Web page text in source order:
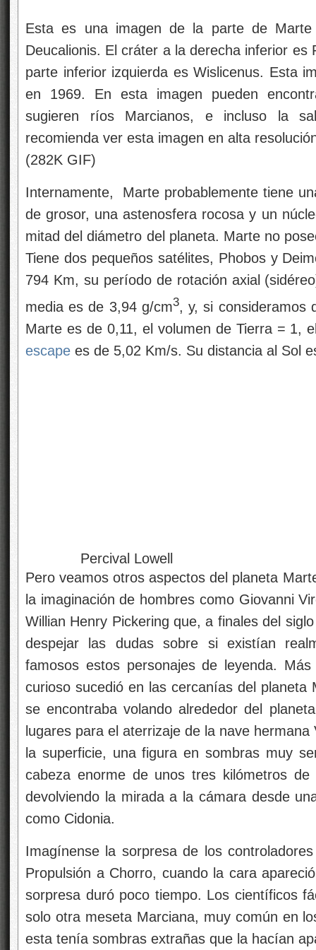
Esta es una imagen de la parte de
Deucalionis. El cráter a la derecha inferior
parte inferior izquierda es Wislicenus. Esta
en 1969. En esta imagen pueden
sugieren ríos Marcianos, e incluso la
recomienda ver esta imagen en alta
(282K GIF)
Internamente, Marte probablemente tiene
de grosor, una astenosfera rocosa y un
mitad del diámetro del planeta. Marte no
Tiene dos pequeños satélites, Phobos y
794 Km, su período de rotación axial
media es de 3,94 g/cm3, y, si consideramos
Marte es de 0,11, el volumen de Tierra = 1,
escape es de 5,02 Km/s. Su distancia al Sol
Percival Lowell
Pero veamos otros aspectos del planeta
la imaginación de hombres como Giovanni
Willian Henry Pickering que, a finales del
despejar las dudas sobre si existían
famosos estos personajes de leyenda.
curioso sucedió en las cercanías del planeta
se encontraba volando alrededor del
lugares para el aterrizaje de la nave
la superficie, una figura en sombras muy
cabeza enorme de unos tres kilómetros
devolviendo la mirada a la cámara desde
como Cidonia.
Imagínense la sorpresa de los
Propulsión a Chorro, cuando la cara
sorpresa duró poco tiempo. Los científicos
solo otra meseta Marciana, muy común en
esta tenía sombras extrañas que la hacían